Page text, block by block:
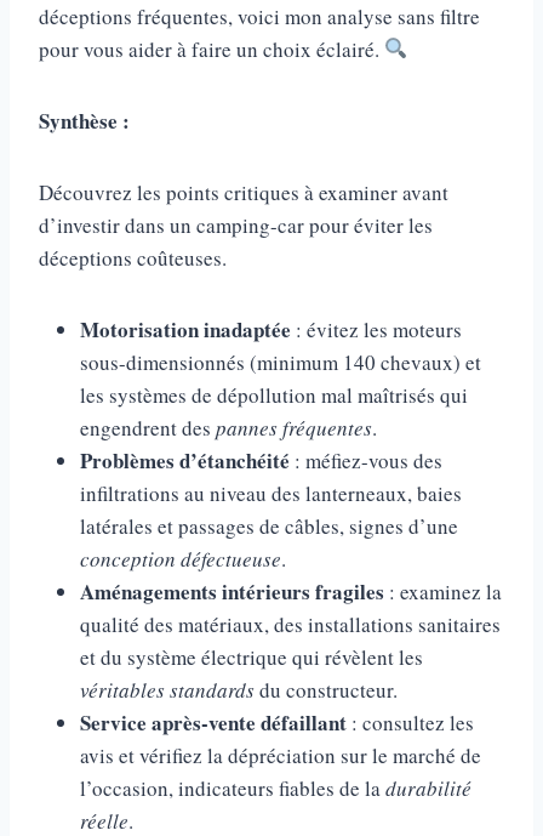
déceptions fréquentes, voici mon analyse sans filtre
pour vous aider à faire un choix éclairé.
Synthèse :
Découvrez les points critiques à examiner avant
d’investir dans un camping-car pour éviter les
déceptions coûteuses.
Motorisation inadaptée : évitez les moteurs
sous-dimensionnés (minimum 140 chevaux) et
les systèmes de dépollution mal maîtrisés qui
engendrent des pannes fréquentes.
Problèmes d’étanchéité : méfiez-vous des
infiltrations au niveau des lanterneaux, baies
latérales et passages de câbles, signes d’une
conception défectueuse.
Aménagements intérieurs fragiles : examinez la
qualité des matériaux, des installations sanitaires
et du système électrique qui révèlent les
véritables standardsdu constructeur.
Service après-vente défaillant : consultez les
avis et vérifiez la dépréciation sur le marché de
l’occasion, indicateurs fiables de la durabilité
réelle.